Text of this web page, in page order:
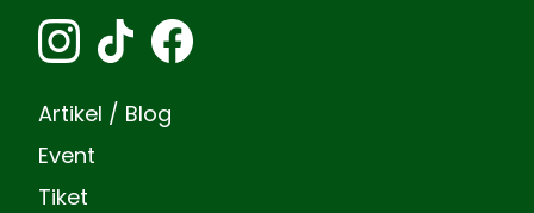
Artikel / Blog
Event
Tiket